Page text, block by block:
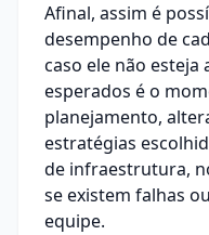
Afinal, assim é
desempenho de
caso ele não
esperados é o
planejamento,
estratégias
de infraestrutura,
se existem falhas
equipe.